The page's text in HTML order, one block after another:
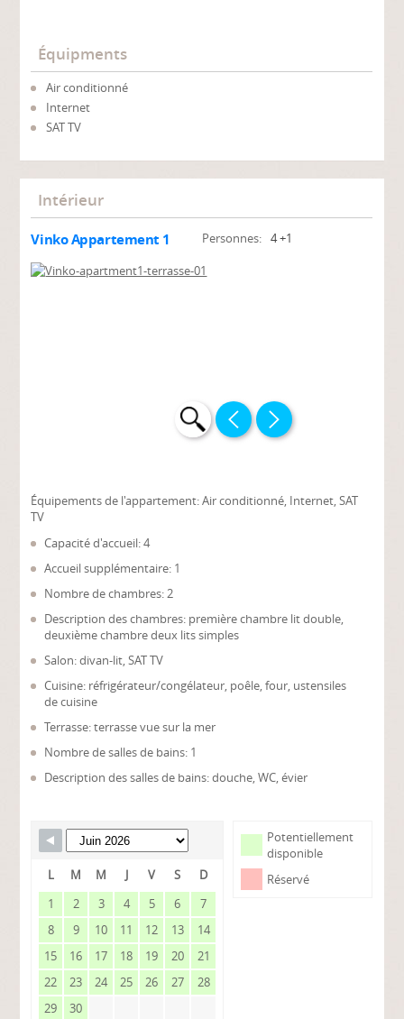
Équipments
Air conditionné
Internet
SAT TV
Intérieur
Vinko Appartement 1 Personnes: 4 +1
Équipements de l'appartement:Air conditionné, Internet, SAT
TV
Capacité d'accueil: 4
Accueil supplémentaire: 1
Nombre de chambres: 2
Description des chambres: première chambre lit double,
deuxième chambre deux lits simples
Salon: divan-lit, SAT TV
Cuisine: réfrigérateur/congélateur, poêle, four, ustensiles
de cuisine
Terrasse: terrasse vue sur la mer
Nombre de salles de bains: 1
Description des salles de bains: douche, WC, évier
Potentiellement
disponible
Réservé
L M M J V S
D
1
2 3 4 5 6
7
8
9 10 11 12 13
14
15
16 17 18 19 20
21
22
23 24 25 26 27
28
29
30